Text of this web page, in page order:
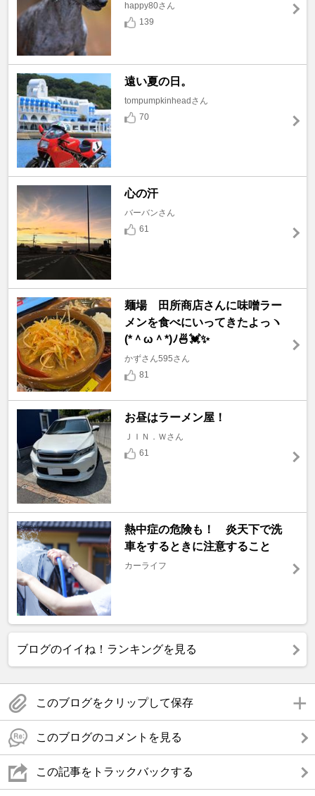
happy80さん
139
遠い夏の日。
tompumpkinheadさん
70
心の汗
バーバンさん
61
麺場 田所商店さんに味噌ラー
メンを食べにいってきたよっヽ
(*＾ω＾*)ﾉ🍜💓✨
かずさん595さん
81
お昼はラーメン屋！
ＪＩＮ．Ｗさん
61
熱中症の危険も！ 炎天下で洗
車をするときに注意すること
カーライフ
ブログのイイね！ランキングを見る
このブログをクリップして保存
このブログのコメントを見る
この記事をトラックバックする